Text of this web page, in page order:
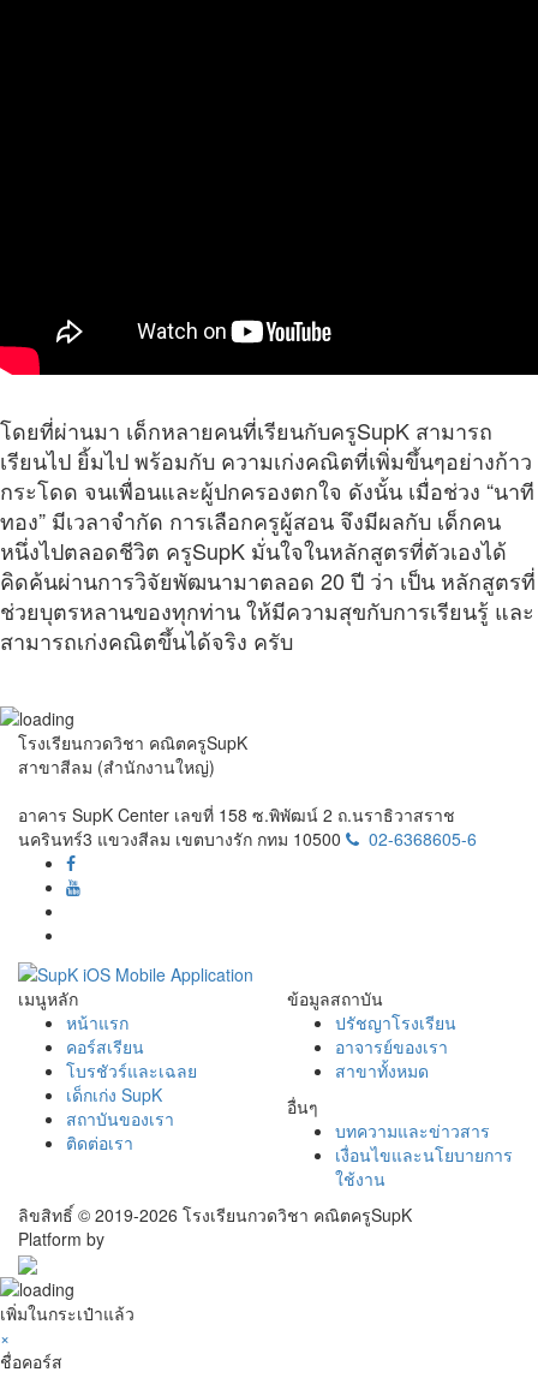
โดยที่ผ่านมา เด็กหลายคนที่เรียนกับครูSupK สามารถ
เรียนไป ยิ้มไป พร้อมกับ ความเก่งคณิตที่เพิ่มขึ้นๆอย่างก้าว
กระโดด จนเพื่อนและผู้ปกครองตกใจ ดังนั้น เมื่อช่วง “นาที
ทอง” มีเวลาจำกัด การเลือกครูผู้สอน จึงมีผลกับ เด็กคน
หนึ่งไปตลอดชีวิต ครูSupK มั่นใจในหลักสูตรที่ตัวเองได้
คิดค้นผ่านการวิจัยพัฒนามาตลอด 20 ปี ว่า เป็น หลักสูตรที่
ช่วยบุตรหลานของทุกท่าน ให้มีความสุขกับการเรียนรู้ และ
สามารถเก่งคณิตขึ้นได้จริง ครับ
โรงเรียนกวดวิชา คณิตครูSupK
สาขาสีลม (สำนักงานใหญ่)
อาคาร SupK Center เลขที่ 158 ซ.พิพัฒน์ 2 ถ.นราธิวาสราช
นครินทร์3 แขวงสีลม เขตบางรัก กทม 10500
02-6368605-6
เมนูหลัก
หน้าแรก
คอร์สเรียน
โบรชัวร์และเฉลย
เด็กเก่ง SupK
สถาบันของเรา
ติดต่อเรา
ข้อมูลสถาบัน
ปรัชญาโรงเรียน
อาจารย์ของเรา
สาขาทั้งหมด
อื่นๆ
บทความและข่าวสาร
เงื่อนไขและนโยบายการ
ใช้งาน
ลิขสิทธิ์ © 2019-2026 โรงเรียนกวดวิชา คณิตครูSupK
Platform by
เพิ่มในกระเป๋าแล้ว
×
ชื่อคอร์ส